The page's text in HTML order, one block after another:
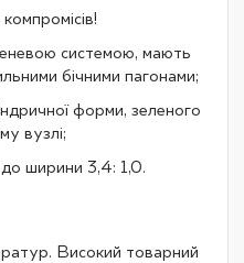
системою, мають
бічними пагонами;
форми, зеленого
вузлі;
ширини 3,4: 1,0.
Високий товарний